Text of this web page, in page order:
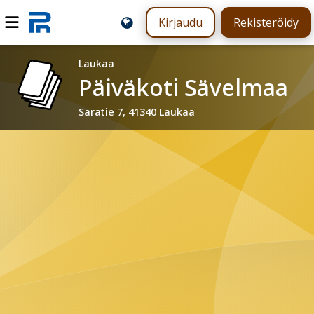
Kirjaudu Rekisteröidy
Laukaa
Päiväkoti Sävelmaa
Saratie 7, 41340 Laukaa